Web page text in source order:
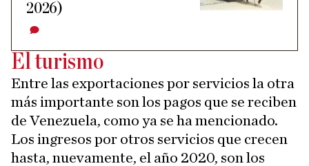
2026)
El turismo
Entre las exportaciones por servicios la otra
más importante son los pagos que se reciben
de Venezuela, como ya se ha mencionado.
Los ingresos por otros servicios que crecen
hasta, nuevamente, el año 2020, son los